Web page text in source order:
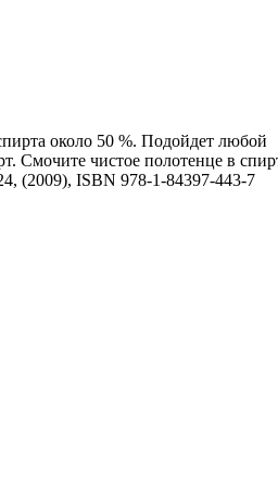
около 50 %. Подойдет любой
Смочите чистое полотенце в
(2009), ISBN 978-1-84397-443-7